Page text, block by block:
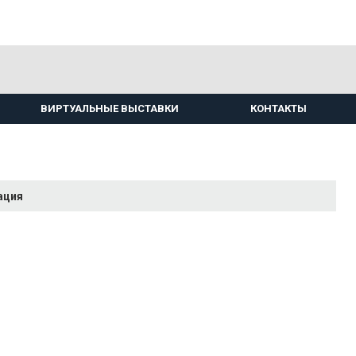
ВИРТУАЛЬНЫЕ ВЫСТАВКИ КОНТАКТЫ